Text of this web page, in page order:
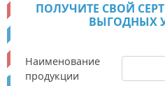
ПОЛУЧИТЕ СВОЙ
ВЫГОДНЫХ
Наименование
продукции